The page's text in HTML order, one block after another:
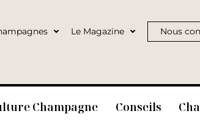
Le Magazine Nous
Champagne Conseils